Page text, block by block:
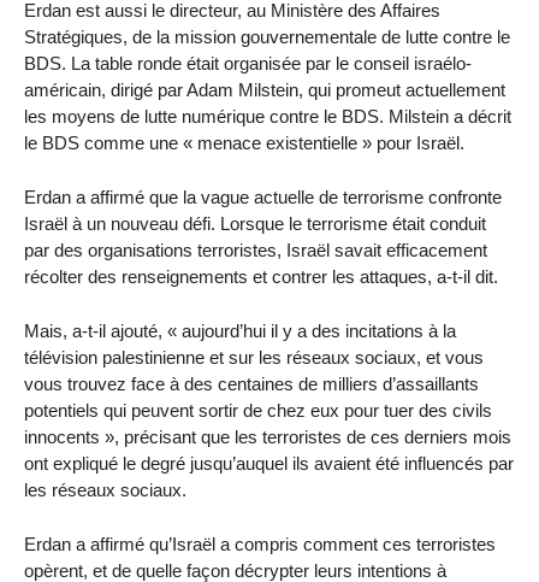
Erdan est aussi le directeur, au Ministère des Affaires
Stratégiques, de la mission gouvernementale de lutte contre le
BDS. La table ronde était organisée par le conseil israélo-
américain, dirigé par Adam Milstein, qui promeut actuellement
les moyens de lutte numérique contre le BDS. Milstein a décrit
le BDS comme une « menace existentielle » pour Israël.
Erdan a affirmé que la vague actuelle de terrorisme confronte
Israël à un nouveau défi. Lorsque le terrorisme était conduit
par des organisations terroristes, Israël savait efficacement
récolter des renseignements et contrer les attaques, a-t-il dit.
Mais, a-t-il ajouté, « aujourd’hui il y a des incitations à la
télévision palestinienne et sur les réseaux sociaux, et vous
vous trouvez face à des centaines de milliers d’assaillants
potentiels qui peuvent sortir de chez eux pour tuer des civils
innocents », précisant que les terroristes de ces derniers mois
ont expliqué le degré jusqu’auquel ils avaient été influencés par
les réseaux sociaux.
Erdan a affirmé qu’Israël a compris comment ces terroristes
opèrent, et de quelle façon décrypter leurs intentions à